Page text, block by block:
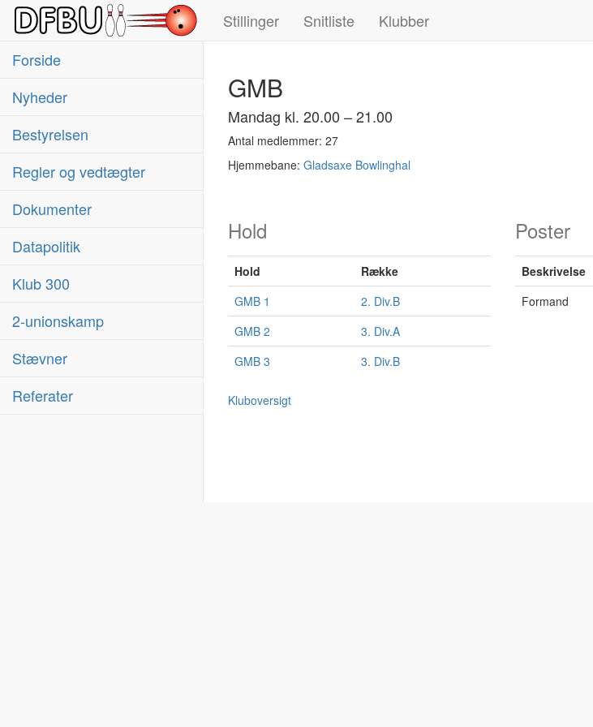
Stillinger Snitliste Klubber
Forside
Nyheder
Bestyrelsen
Regler og vedtægter
Dokumenter
Datapolitik
Klub 300
2-unionskamp
Stævner
Referater
GMB
Mandag kl. 20.00 – 21.00
Antal medlemmer: 27
Hjemmebane: Gladsaxe Bowlinghal
Hold
Hold
Række
GMB 1
2. Div.B
GMB 2
3. Div.A
GMB 3
3. Div.B
Poster
Beskrivelse
Formand
Kluboversigt